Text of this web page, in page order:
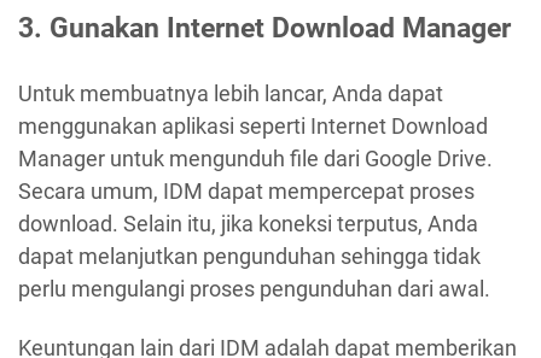
3. Gunakan Internet Download Manager
Untuk membuatnya lebih lancar, Anda dapat
menggunakan aplikasi seperti Internet Download
Manager untuk mengunduh file dari Google Drive.
Secara umum, IDM dapat mempercepat proses
download. Selain itu, jika koneksi terputus, Anda
dapat melanjutkan pengunduhan sehingga tidak
perlu mengulangi proses pengunduhan dari awal.
Keuntungan lain dari IDM adalah dapat memberikan